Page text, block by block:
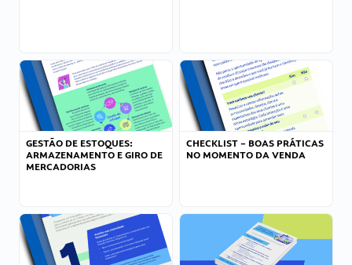
GESTÃO DE ESTOQUES:
ARMAZENAMENTO E GIRO DE
MERCADORIAS
CHECKLIST – BOAS PRÁTICAS
NO MOMENTO DA VENDA